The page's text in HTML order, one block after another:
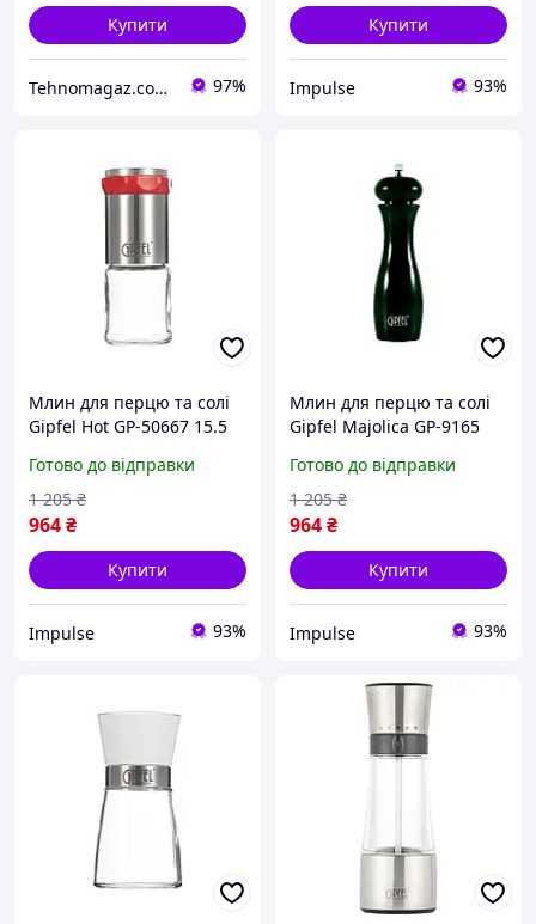
Купити
Tehnomagaz.com.ua - це передовий інтернет-магазин, спеціалізуючийся на продажу техніки 97%
Купити
Impulse 93%
Млин для перцю та солі
Gipfel Hot GP-50667 15.5
Готово до відправки
964₴
1 205 ₴
Купити
Impulse 93%
Млин для перцю та солі
Gipfel Majolica GP-9165
Готово до відправки
964₴
1 205 ₴
Купити
Impulse 93%